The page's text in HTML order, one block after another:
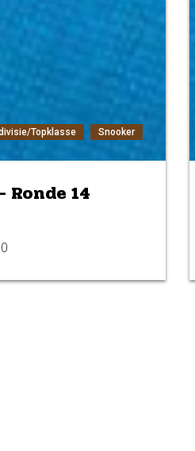
Topklasse Snooker
14